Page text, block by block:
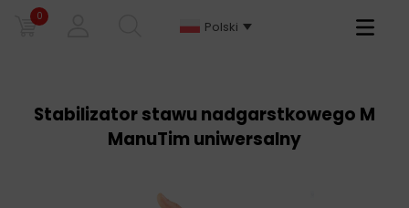
0
Polski
Primary
Stabilizator stawu nadgarstkowego M
ManuTim uniwersalny